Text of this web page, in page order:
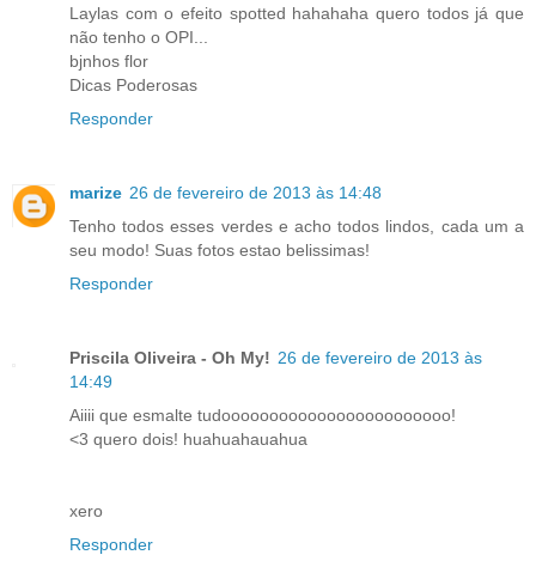
Laylas com o efeito spotted hahahaha quero todos já que
não tenho o OPI...
bjnhos flor
Dicas Poderosas
Responder
marize 26 de fevereiro de 2013 às 14:48
Tenho todos esses verdes e acho todos lindos, cada um a
seu modo! Suas fotos estao belissimas!
Responder
Priscila Oliveira - Oh My! 26 de fevereiro de 2013 às
14:49
Aiiii que esmalte tudoooooooooooooooooooooooo!
<3 quero dois! huahuahauahua
xero
Responder